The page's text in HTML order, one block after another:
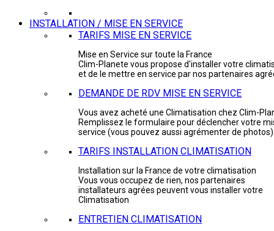
INSTALLATION / MISE EN SERVICE
TARIFS MISE EN SERVICE
Mise en Service sur toute la France
Clim-Planete vous propose d'installer votre
et de le mettre en service par nos partenaires
DEMANDE DE RDV MISE EN SERVICE
Vous avez acheté une Climatisation chez Clim-
Remplissez le formulaire pour déclencher votre
service (vous pouvez aussi agrémenter de photos)
TARIFS INSTALLATION CLIMATISATION
Installation sur la France de votre climatisation
Vous vous occupez de rien, nos partenaires
installateurs agrées peuvent vous installer votre
Climatisation
ENTRETIEN CLIMATISATION